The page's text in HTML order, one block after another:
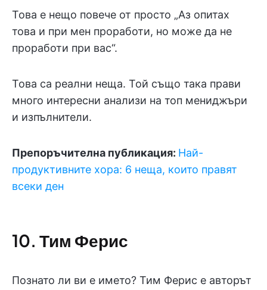
Това е нещо повече от просто „Аз опитах
това и при мен проработи, но може да не
проработи при вас“.
Това са реални неща. Той също така прави
много интересни анализи на топ мениджъри
и изпълнители.
Препоръчителна публикация: Най-
продуктивните хора: 6 неща, които правят
всеки ден
10. Тим Ферис
Познато ли ви е името? Тим Ферис е авторът